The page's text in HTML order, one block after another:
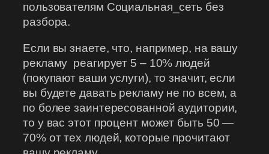
пользователям Социальная_сеть без
разбора.
Если вы знаете, что, например, на вашу
рекламу реагирует 5 – 10% людей
(покупают ваши услуги), то значит, если
вы будете давать рекламу не по всем, а
по более заинтересованной аудитории,
то у вас этот процент может быть 50 —
70% от тех людей, которые прочитают